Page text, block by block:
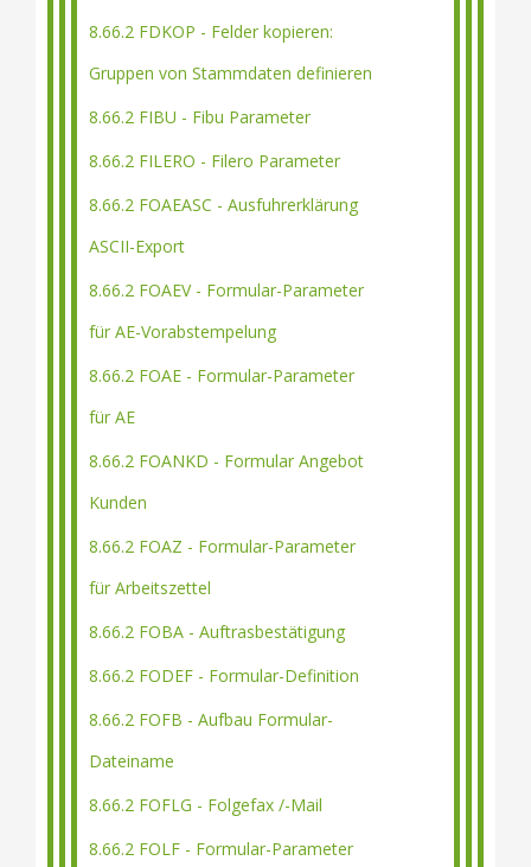
8.66.2 FDKOP - Felder kopieren:
Gruppen von Stammdaten definieren
8.66.2 FIBU - Fibu Parameter
8.66.2 FILERO - Filero Parameter
8.66.2 FOAEASC - Ausfuhrerklärung
ASCII-Export
8.66.2 FOAEV - Formular-Parameter
für AE-Vorabstempelung
8.66.2 FOAE - Formular-Parameter
für AE
8.66.2 FOANKD - Formular Angebot
Kunden
8.66.2 FOAZ - Formular-Parameter
für Arbeitszettel
8.66.2 FOBA - Auftrasbestätigung
8.66.2 FODEF - Formular-Definition
8.66.2 FOFB - Aufbau Formular-
Dateiname
8.66.2 FOFLG - Folgefax /-Mail
8.66.2 FOLF - Formular-Parameter